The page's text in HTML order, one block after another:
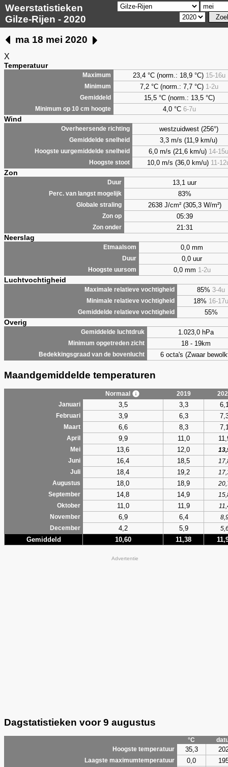
Weerstatistieken
Gilze-Rijen - 2020
ma 18 mei 2020
X
Temperatuur
Maximum 23,4 °C (norm.: 18,9 °C) 15-16u
Minimum 7,2 °C (norm.: 7,7 °C) 1-2u
Gemiddeld 15,5 °C (norm.: 13,5 °C)
Minimum op 10 cm hoogte 4,0°C 6-7u
Wind
Overheersende richting westzuidwest (256°)
Gemiddelde snelheid 3,3 m/s (11,9 km/u)
Hoogste uurgemiddelde snelheid 6,0 m/s (21,6 km/u) 14-15u
Hoogste stoot 10,0 m/s (36,0 km/u) 11-
Zon
Duur 13,1 uur
Perc. van langst mogelijk 83%
Globale straling 2638 J/cm² (305,3 W/m²)
Zon op 05:39
Zon onder 21:31
Neerslag
Etmaalsom 0,0 mm
Duur 0,0 uur
Hoogste uursom 0,0 mm 1-2u
Luchtvochtigheid
Maximale relatieve vochtigheid 85% 3-4u
Minimale relatieve vochtigheid 18% 16-17u
Gemiddelde relatieve vochtigheid 55%
Overig
Gemiddelde luchtdruk 1.023,0 hPa
Minimum opgetreden zicht 18 - 19km
Bedekkingsgraad van de bovenlucht 6 octa's (Zwaar
Maandgemiddelde temperaturen
Normaal 2019
Januari
3,5 3,3
Februari 3,9 6,3
Maart 6,6 8,3
April 9,9 11,0
Mei 13,6 12,0
Juni
16,4 18,5
Juli
18,4 19,2
Augustus
18,0 18,9
September
14,8 14,9
Oktober
11,0 11,9
November
6,9 6,4
December
4,2 5,9
Gemiddeld 10,60 11,38
Advertentie
Dagstatistieken voor 9 augustus
°C
Hoogste temperatuur
35,3
Laagste maximumtemperatuur 0,0